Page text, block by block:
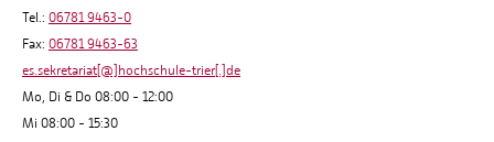
Tel.: 06781 9463-0
Fax: 06781 9463-63
es.sekretariat[@]hochschule-trier[.]de
Mo, Di & Do 08:00 - 12:00
Mi 08:00 - 15:30